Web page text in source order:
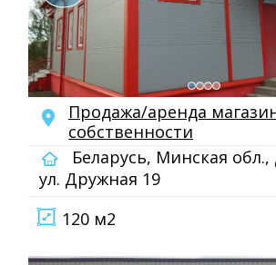
Продажа/аренда
собственности
Беларусь, Минская
ул. Дружная 19
120 м2